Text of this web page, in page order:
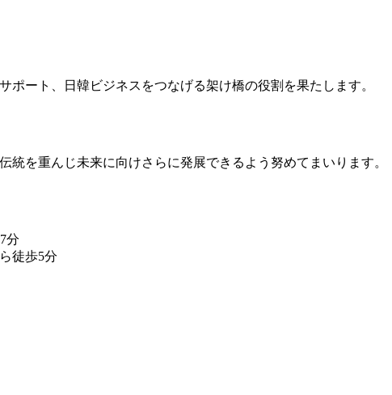
ポート、日韓ビジネスをつなげる架け橋の役割を果たします。
統を重んじ未来に向けさらに発展できるよう努めてまいります。
分
徒歩5分